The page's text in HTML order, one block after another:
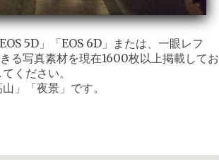
5D」「EOS 6D」または、一眼レフ
る写真素材を現在1600枚以上掲載してお
ください。
」「夜景」です。